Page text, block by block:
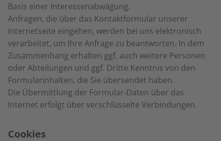
Basis einer Interessenabwägung.
Anfragen, die über das Kontaktformular unserer
Internetseite eingehen, werden bei uns elektronisch
verarbeitet, um Ihre Anfrage zu beantworten. In dem
Zusammenhang erhalten ggf. auch weitere Personen
oder Abteilungen und ggf. Dritte Kenntnis von den
Formularinhalten, die Sie übersendet haben.
Die Übermittlung der Formular-Daten über das
Internet erfolgt über verschlüsselte Verbindungen.
Cookies